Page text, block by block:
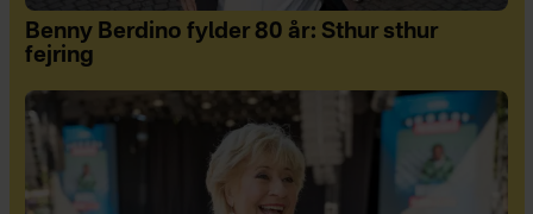
Benny Berdino fylder 80 år: Sthur sthur
fejring